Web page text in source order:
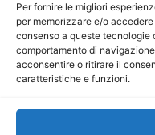
Per fornire le migliori
per memorizzare e/o
consenso a queste tecnologie
comportamento di
acconsentire o ritirare il
caratteristiche e funzioni.
Direttore
Direttore